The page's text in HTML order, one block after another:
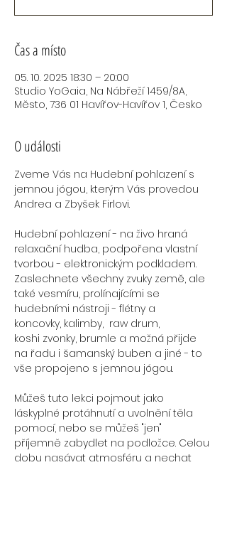
Čas a místo
05. 10. 2025 18:30 – 20:00
Studio YoGaia, Na Nábřeží 1459/8A,
Město, 736 01 Havířov-Havířov 1, Česko
O události
Zveme Vás na Hudební pohlazení s
jemnou jógou, kterým Vás provedou
Andrea a Zbyšek Firlovi.
Hudební pohlazení - na živo hraná
relaxační hudba, podpořena vlastní
tvorbou - elektronickým podkladem.
Zaslechnete všechny zvuky země, ale
také vesmíru, prolínajícími se
hudebními nástroji - flétny a
koncovky, kalimby,  raw drum,
koshi zvonky, brumle a možná přijde
na řadu i šamanský buben a jiné - to
vše propojeno s jemnou jógou.
Můžeš tuto lekci pojmout jako
láskyplné protáhnutí a uvolnění těla
pomocí, nebo se můžeš "jen"
příjemně zabydlet na podložce. Celou
dobu nasávat atmosféru a nechat